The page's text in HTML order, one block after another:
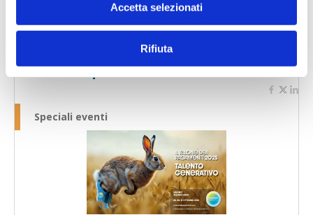
Accetta selezionati
Rifiuta
Banche per l'inclusione
Speciali eventi